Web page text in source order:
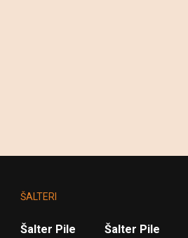
ŠALTERI
Šalter Pile
Šalter Pile